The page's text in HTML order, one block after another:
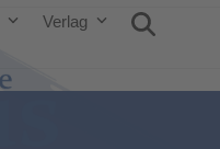
Verlag